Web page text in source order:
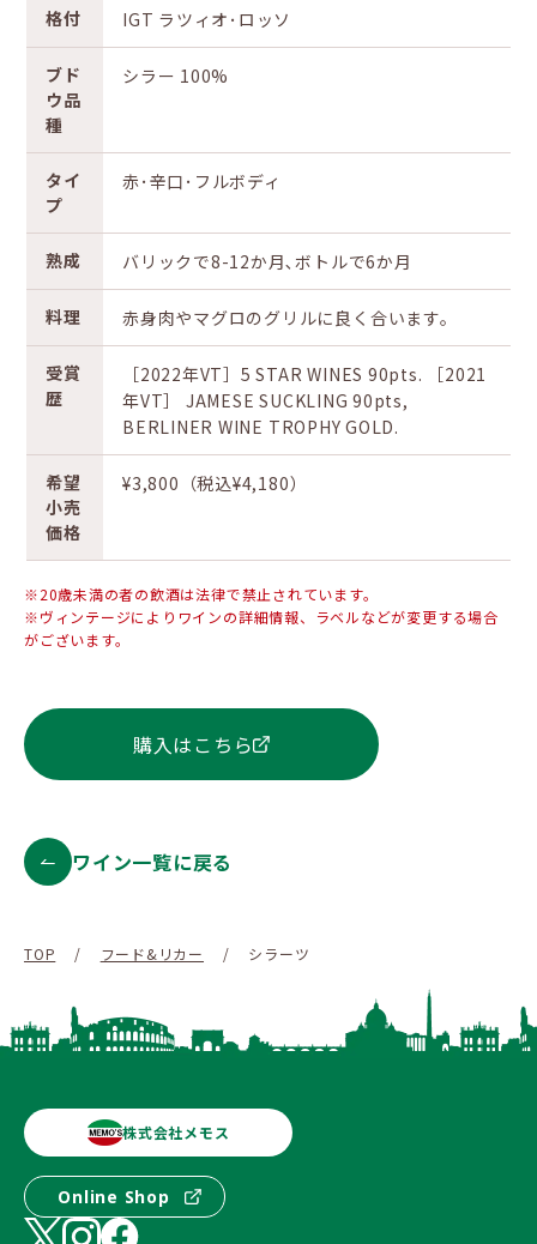
格付 IGT ラツィオ･ロッソ
ブド
ウ品
種
シラー 100%
タイ
プ
赤･辛口･フルボディ
熟成 バリックで8-12か月､ボトルで6か月
料理 赤身肉やマグロのグリルに良く合います。
受賞
歴
［2022年VT］5 STAR WINES 90pts. ［2021
年VT］ JAMESE SUCKLING 90pts,
BERLINER WINE TROPHY GOLD.
希望
小売
価格
¥3,800（税込¥4,180）
※20歳未満の者の飲酒は法律で禁止されています。
※ヴィンテージによりワインの詳細情報、ラベルなどが変更する場合
がございます。
購入はこちら
ワイン一覧に戻る
TOP / フード&リカー / シラーツ
株式会社メモス
Online Shop